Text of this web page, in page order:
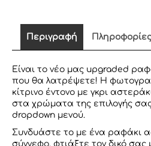
Περιγραφή Πληροφορίες
Είναι το νέο μας upgraded
που θα λατρέψετε! Η
κίτρινο έντονο με γκρι
στα χρώματα της επιλογής
dropdown μενού.
Συνδυάστε το με ένα ραφάκι
σύννεφο, φτιάξτε τον δικό